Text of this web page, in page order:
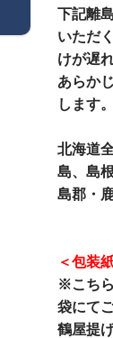
下記離
いただ
けが遅
あらか
します。
北海道
島、島
島郡・
＜包装
※こち
袋にて
鶴屋提